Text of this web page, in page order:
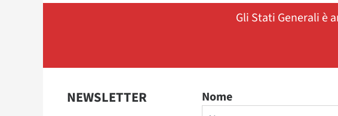
Gli Stati Generali è
NEWSLETTER Nome